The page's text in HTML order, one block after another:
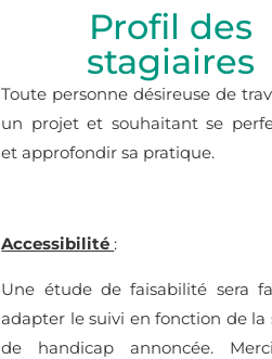
Profil des
stagiaires
Toute personne désireuse de
un projet et souhaitant se
et approfondir sa pratique.
Accessibilité :
Une étude de faisabilité sera
adapter le suivi en fonction de la
de handicap annoncée.